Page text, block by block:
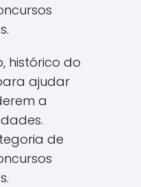
histórico do
ajudar
a
de